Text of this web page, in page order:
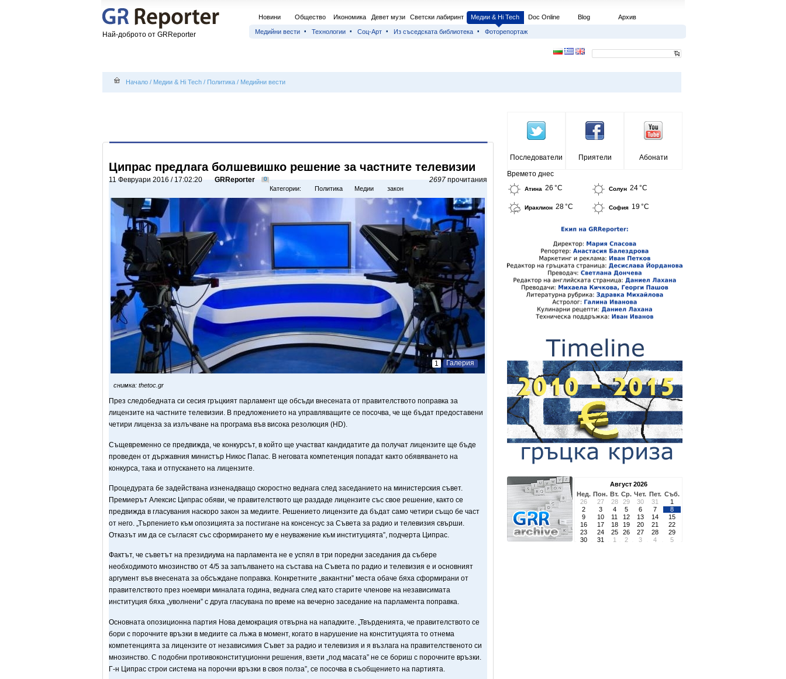
Най-доброто от GRReporter
Новини Общество Икономика Девет музи Светски лабиринт Медии & Hi Tech Doc Online Blog Архив
Медийни вести Технологии Соц-Арт Из съседската библиотека Фоторепортаж
Начало / Медии & Hi Tech / Политика / Медийни вести
Ципрас предлага болшевишко решение за частните телевизии
11 Февруари 2016 / 17:02:20 GRReporter 0 2697 прочитания
Галерия
1
снимка: thetoc.gr
През следобедната си сесия гръцкият парламент ще обсъди внесената от правителството поправка за
лицензите на частните телевизии. В предложението на управляващите се посочва, че ще бъдат предоставени
четири лиценза за излъчване на програма във висока резолюция (HD).
Същевременно се предвижда, че конкурсът, в който ще участват кандидатите да получат лицензите ще бъде
проведен от държавния министър Никос Папас. В неговата компетенция попадат както обявяването на
конкурса, така и отпускането на лицензите.
Процедурата бе задействана изненадващо скоростно веднага след заседанието на министерския съвет.
Премиерът Алексис Ципрас обяви, че правителството ще раздаде лицензите със свое решение, както се
предвижда в гласувания наскоро закон за медиите. Решението лицензите да бъдат само четири също бе част
от него. „Търпението към опозицията за постигане на консенсус за Съвета за радио и телевизия свърши.
Отказът им да се съгласят със сформирането му е неуважение към институцията”, подчерта Ципрас.
Фактът, че съветът на президиума на парламента не е успял в три поредни заседания да събере
необходимото мнозинство от 4/5 за запълването на състава на Съвета по радио и телевизия е и основният
аргумент във внесената за обсъждане поправка. Конкретните „вакантни” места обаче бяха сформирани от
правителството през ноември миналата година, веднага след като старите членове на независимата
институция бяха „уволнени” с друга гласувана по време на вечерно заседание на парламента поправка.
Основната опозиционна партия Нова демокрация отвърна на нападките. „Твърденията, че правителството се
бори с порочните връзки в медиите са лъжа в момент, когато в нарушение на конституцията то отнема
компетенцията за лицензите от независимия Съвет за радио и телевизия и я възлага на правителственото си
мнозинство. С подобни противоконституционни решения, взети „под масата” не се бориш с порочните връзки.
Г-н Ципрас строи система на порочни връзки в своя полза”, се посочва в съобщението на партията.
Категории: Политика Медии закон
Последователи Приятели
Абонати
Времето днес
Атина 26 °C Солун 24 °C
Ираклион 28 °C София 19 °C
Август 2026
Нед. Пон. Вт. Ср. Чет. Пет. Съб.
26
27 28 29 30 31
1
2
3 4 5 6 7
8
9
10 11 12 13 14
15
16
17 18 19 20 21
22
23
24 25 26 27 28
29
30
31 1 2 3 4 5